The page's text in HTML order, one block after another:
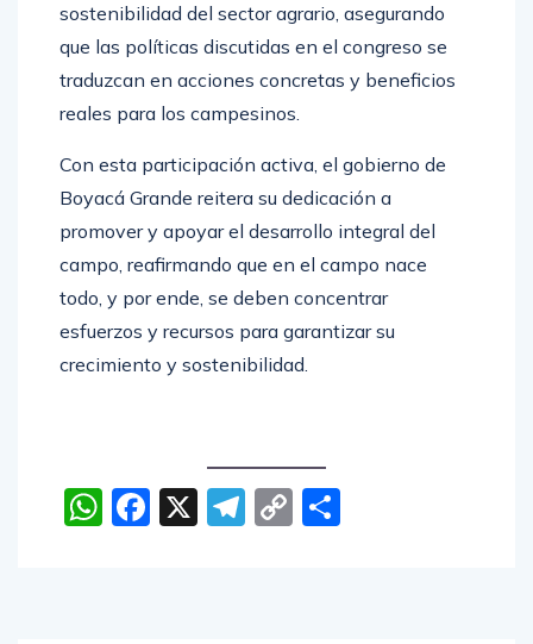
sostenibilidad del sector agrario, asegurando
que las políticas discutidas en el congreso se
traduzcan en acciones concretas y beneficios
reales para los campesinos.
Con esta participación activa, el gobierno de
Boyacá Grande reitera su dedicación a
promover y apoyar el desarrollo integral del
campo, reafirmando que en el campo nace
todo, y por ende, se deben concentrar
esfuerzos y recursos para garantizar su
crecimiento y sostenibilidad.
WhatsApp
Facebook
X Telegram
Copy